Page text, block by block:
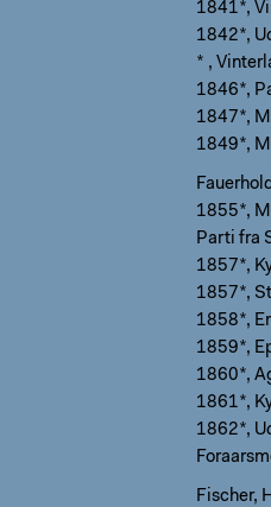
1841*,
1842*,
* ,
1846*,
1847*,
1849*,
1855*,
Parti fra
1857*,
1857*,
1858*,
1859*,
1860*,
1861*,
1862*,
Fischer,